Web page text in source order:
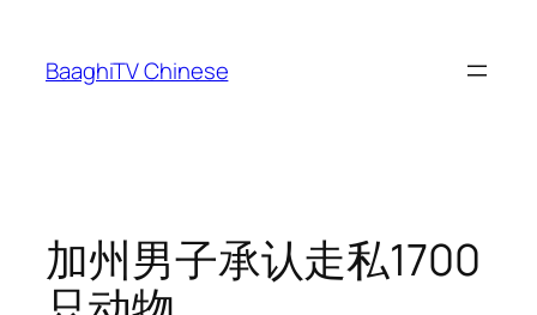
content
BaaghiTV Chinese
加州男子承认走私1700